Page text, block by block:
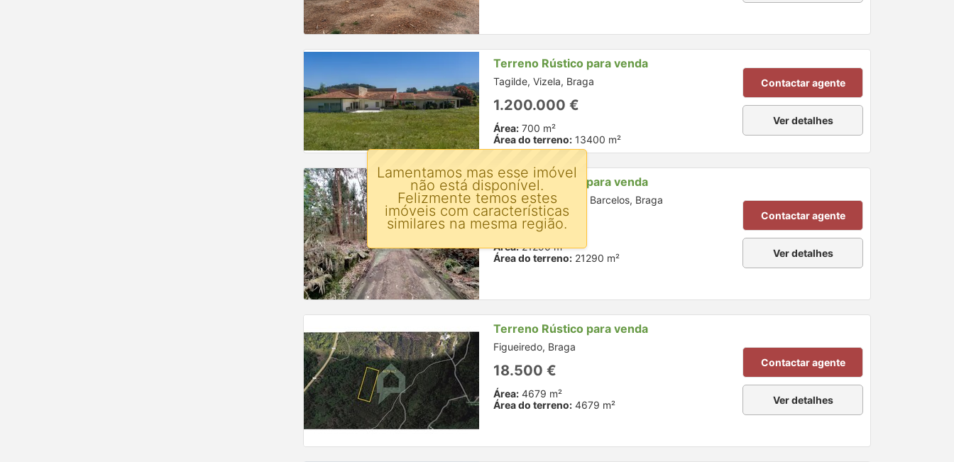
Terreno Rústico para venda
Tagilde, Vizela, Braga
1.200.000 €
Área: 700 m²
Área do terreno: 13400 m²
Contactar agente
Ver detalhes
Terreno Rústico para venda
Silveiros e Rio Covo, Barcelos, Braga
95.000 €
Área:21290 m²
Área do terreno: 21290 m²
Contactar agente
Ver detalhes
Terreno Rústico para venda
Figueiredo, Braga
18.500 €
Área: 4679 m²
Área do terreno: 4679 m²
Contactar agente
Ver detalhes
Lamentamos mas esse imóvel
não está disponível.
Felizmente temos estes
imóveis com características
similares na mesma região.